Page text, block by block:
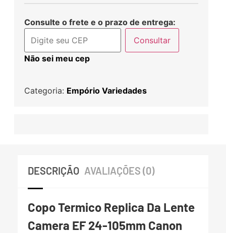
Consulte o frete e o prazo de entrega:
Consultar
Não sei meu cep
Categoria: Empório Variedades
DESCRIÇÃO AVALIAÇÕES (0)
Copo Termico Replica Da Lente
Camera EF 24-105mm Canon